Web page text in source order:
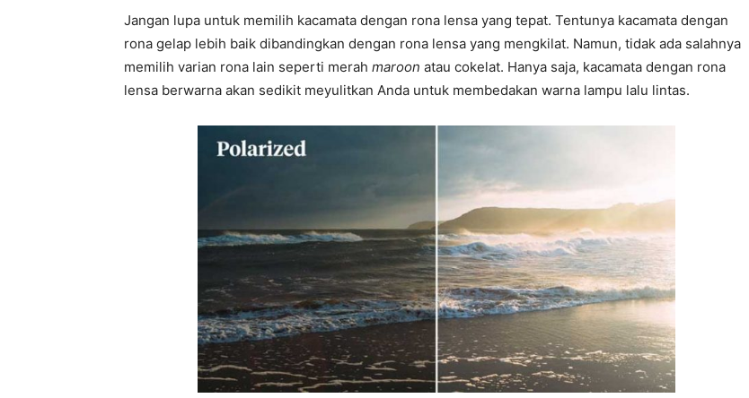
Jangan lupa untuk memilih kacamata dengan rona lensa yang tepat. Tentunya kacamata dengan
rona gelap lebih baik dibandingkan dengan rona lensa yang mengkilat. Namun, tidak ada salahnya
memilih varian rona lain seperti merah maroon atau cokelat. Hanya saja, kacamata dengan rona
lensa berwarna akan sedikit meyulitkan Anda untuk membedakan warna lampu lalu lintas.